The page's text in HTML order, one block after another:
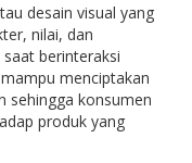
desain visual yang
nilai, dan
berinteraksi
menciptakan
sehingga konsumen
produk yang